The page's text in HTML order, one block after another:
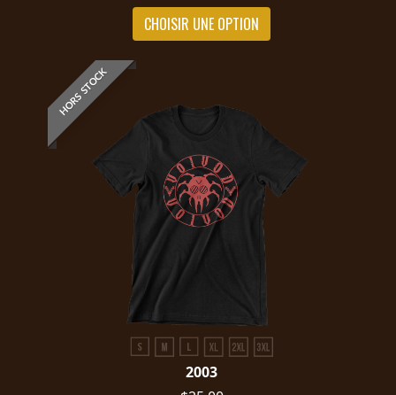
CHOISIR UNE OPTION
HORS STOCK
2003